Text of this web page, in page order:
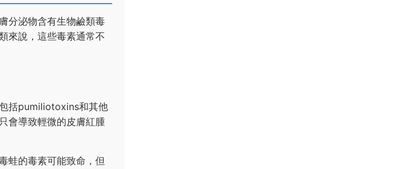
分泌物含有生物鹼類毒
來說，這些毒素通常不
括pumiliotoxins和其他
會導致輕微的皮膚紅腫
蛙的毒素可能致命，但